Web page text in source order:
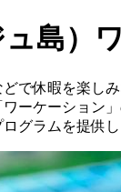
島）
どで休暇を楽し
ーケーション
グラムを提供